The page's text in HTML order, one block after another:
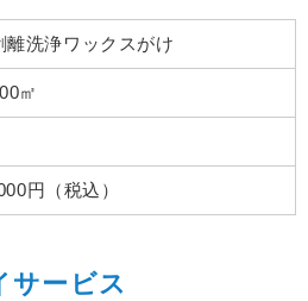
離洗浄ワックスがけ
㎡
円（税込）
サービス